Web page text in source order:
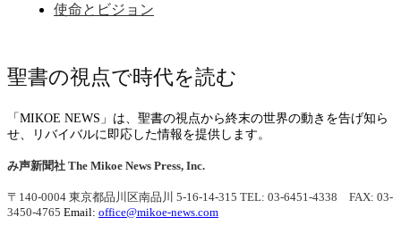
使命とビジョン
聖書の視点で時代を読む
「MIKOE NEWS」は、聖書の視点から終末の世界の動きを告げ知ら
せ、リバイバルに即応した情報を提供します。
み声新聞社 The Mikoe News Press, Inc.
〒140-0004 東京都品川区南品川 5-16-14-315 TEL: 03-6451-4338 FAX: 03-
3450-4765 Email: office@mikoe-news.com